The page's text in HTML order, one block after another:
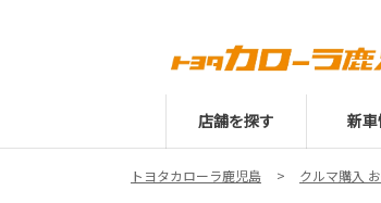
店舗を探す 新
トヨタカローラ鹿児島 クルマ購入